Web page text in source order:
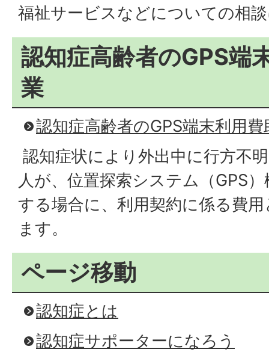
福祉サービスなどについての相
認知症高齢者のGPS端
業
認知症高齢者のGPS端末利用費
認知症状により外出中に行方不
人が、位置探索システム（GPS
する場合に、利用契約に係る費
ます。
ページ移動
認知症とは
認知症サポーターになろう